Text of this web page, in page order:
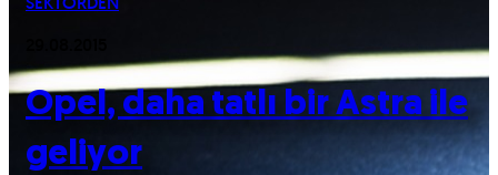
Opel, daha tatlı bir Astra ile
geliyor